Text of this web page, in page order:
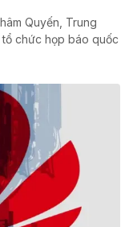
Quyến, Trung
chức họp báo quốc